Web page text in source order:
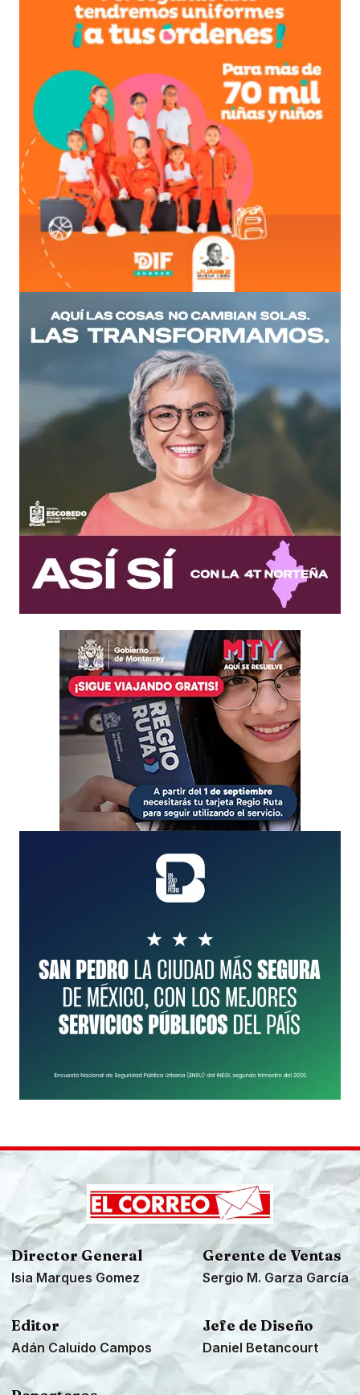
Director General
Isia Marques Gomez
Gerente de Ventas
Sergio M. Garza García
Editor
Adán Caluido Campos
Jefe de Diseño
Daniel Betancourt